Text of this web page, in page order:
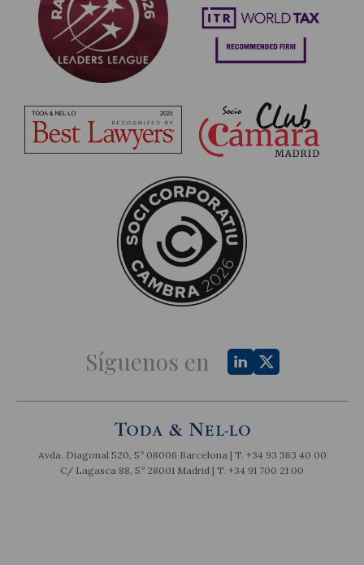
Síguenos en
Avda. Diagonal 520, 5º 08006 Barcelona | T. +34 93 363 40 00
C/ Lagasca 88, 5º 28001 Madrid | T. +34 91 700 21 00